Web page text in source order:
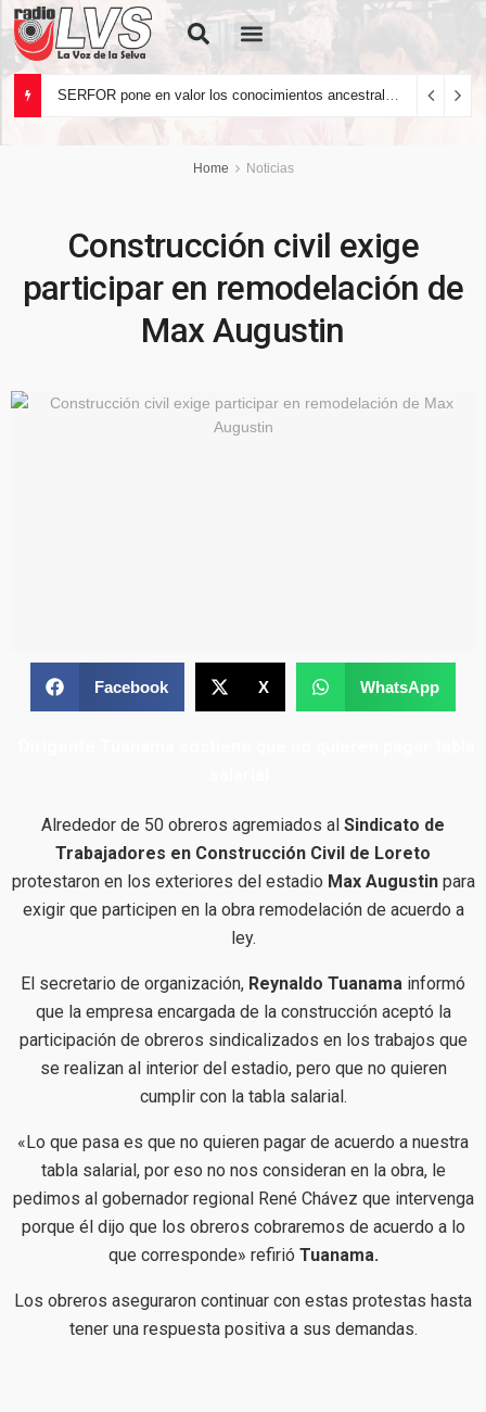
Home Noticias
Construcción civil exige
participar en remodelación de
Max Augustin
Facebook X WhatsApp
Alrededor de 50 obreros agremiados al Sindicato de
Trabajadores en Construcción Civil de Loreto
protestaron en los exteriores del estadio Max Augustinpara
exigir que participen en la obra remodelación de acuerdo a
ley.
El secretario de organización, Reynaldo Tuanama informó
que la empresa encargada de la construcción aceptó la
participación de obreros sindicalizados en los trabajos que
se realizan al interior del estadio, pero que no quieren
cumplir con la tabla salarial.
«Lo que pasa es que no quieren pagar de acuerdo a nuestra
tabla salarial, por eso no nos consideran en la obra, le
pedimos al gobernador regional René Chávez que intervenga
porque él dijo que los obreros cobraremos de acuerdo a lo
que corresponde» refirió Tuanama.
Los obreros aseguraron continuar con estas protestas hasta
tener una respuesta positiva a sus demandas.